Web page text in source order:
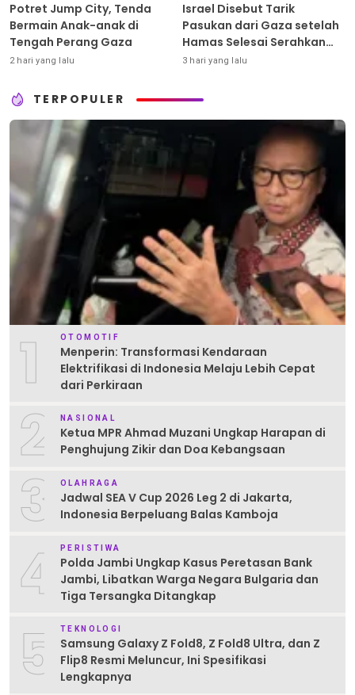
Potret Jump City, Tenda
Bermain Anak-anak di
Tengah Perang Gaza
2 hari yang lalu
Israel Disebut Tarik
Pasukan dari Gaza setelah
Hamas Selesai Serahkan
Senjata
3 hari yang lalu
TERPOPULER
1 OTOMOTIF
Menperin: Transformasi Kendaraan
Elektrifikasi di Indonesia Melaju Lebih Cepat
dari Perkiraan
2 NASIONAL
Ketua MPR Ahmad Muzani Ungkap Harapan di
Penghujung Zikir dan Doa Kebangsaan
3 OLAHRAGA
Jadwal SEA V Cup 2026 Leg 2 di Jakarta,
Indonesia Berpeluang Balas Kamboja
4 PERISTIWA
Polda Jambi Ungkap Kasus Peretasan Bank
Jambi, Libatkan Warga Negara Bulgaria dan
Tiga Tersangka Ditangkap
5 TEKNOLOGI
Samsung Galaxy Z Fold8, Z Fold8 Ultra, dan Z
Flip8 Resmi Meluncur, Ini Spesifikasi
Lengkapnya